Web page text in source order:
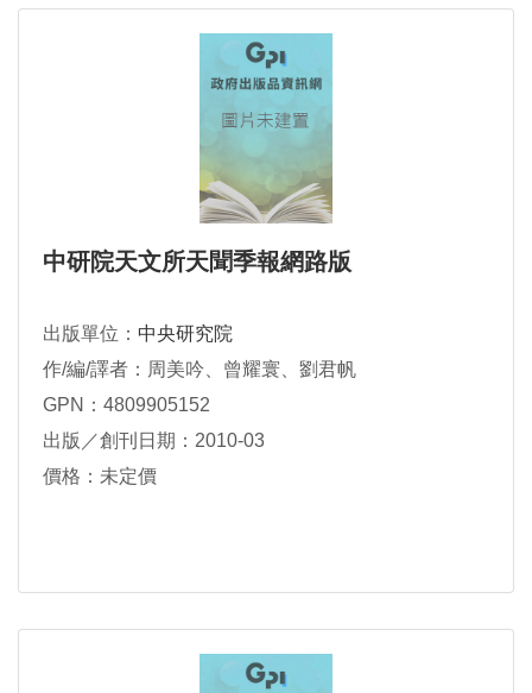
中研院天文所天聞季報網路版
出版單位： 中央研究院
作/編/譯者：周美吟、曾耀寰、劉君帆
GPN：4809905152
出版／創刊日期：2010-03
價格：未定價